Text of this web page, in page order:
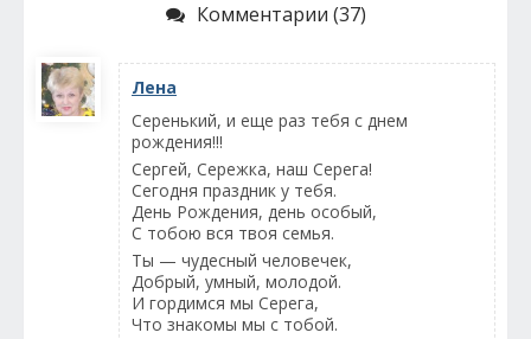
Комментарии (37)
Лена
Серенький, и еще раз тебя с днем
рождения!!!
Сергей, Сережка, наш Серега!
Сегодня праздник у тебя.
День Рождения, день особый,
С тобою вся твоя семья.
Ты — чудесный человечек,
Добрый, умный, молодой.
И гордимся мы Серега,
Что знакомы мы с тобой.